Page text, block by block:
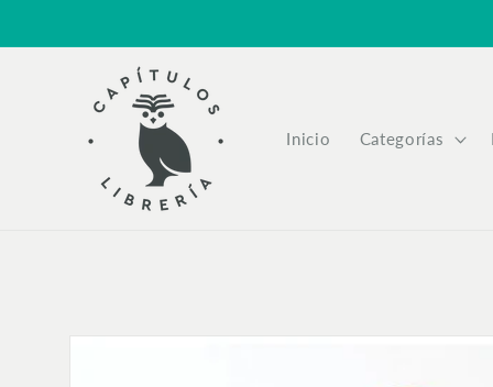
al contenido
Inicio Categorías